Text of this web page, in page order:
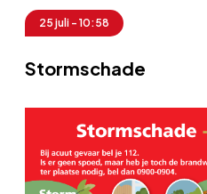
25 juli - 10:58
Stormschade